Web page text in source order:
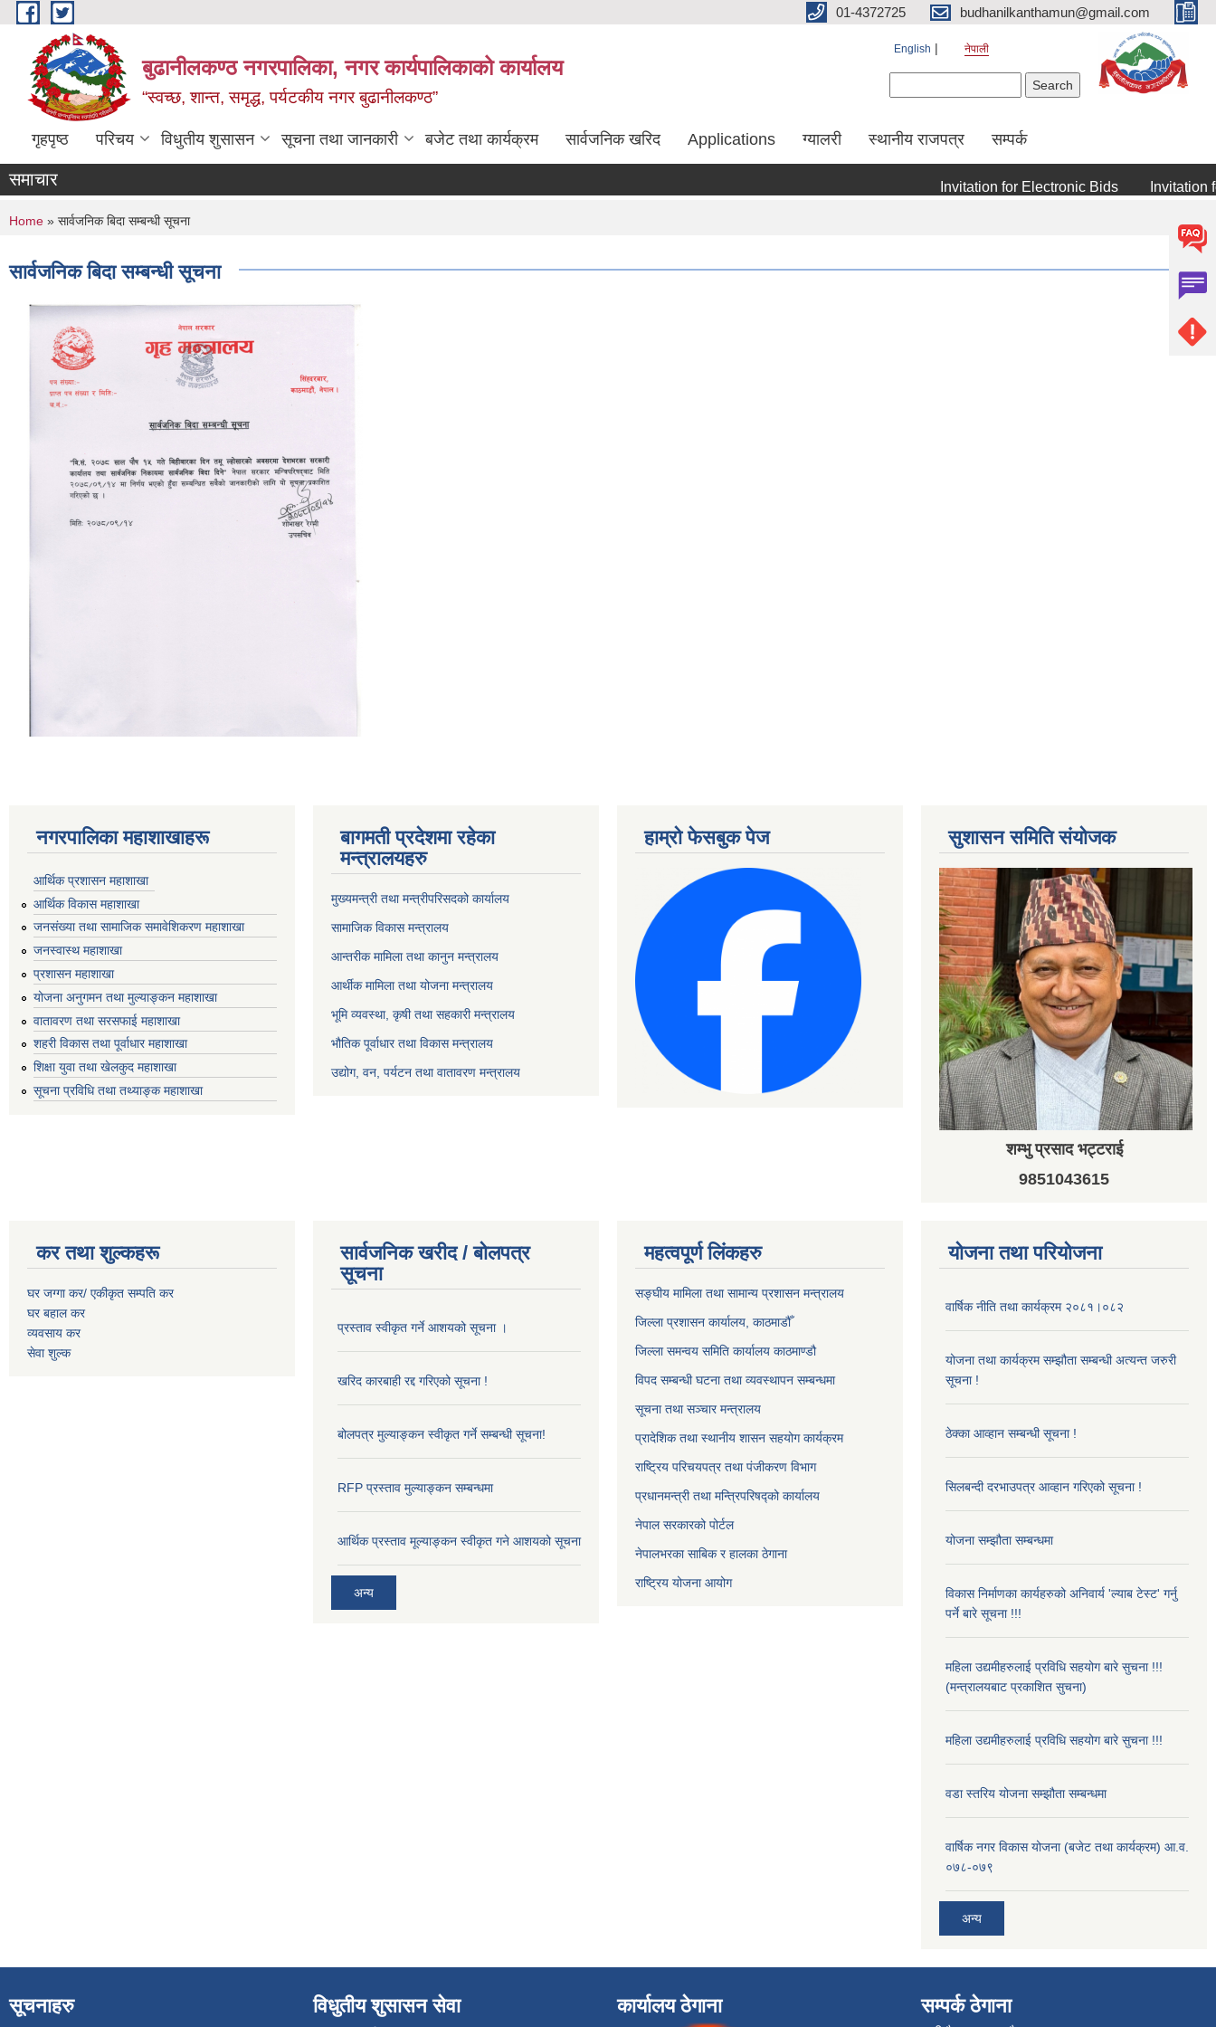
Skip to main content 01-4372725 budhanilkanthamun@gmail.com
बुढानीलकण्ठ नगरपालिका, नगर कार्यपालिकाको कार्यालय
“स्वच्छ, शान्त, समृद्ध, पर्यटकीय नगर बुढानीलकण्ठ”
English नेपाली
गृहपृष्ठ परिचय विधुतीय शुसासन सूचना तथा जानकारी बजेट तथा कार्यक्रम सार्वजनिक खरिद Applications ग्यालरी स्थानीय राजपत्र सम्पर्क
समाचार Invitation for Electronic Bids Invitation for
You are here
Home » सार्वजनिक बिदा सम्बन्धी सूचना
सार्वजनिक बिदा सम्बन्धी सूचना
नगरपालिका महाशाखाहरू
आर्थिक प्रशासन महाशाखा
आर्थिक विकास महाशाखा
जनसंख्या तथा सामाजिक समावेशिकरण महाशाखा
जनस्वास्थ महाशाखा
प्रशासन महाशाखा
योजना अनुगमन तथा मुल्याङ्कन महाशाखा
वातावरण तथा सरसफाई महाशाखा
शहरी विकास तथा पूर्वाधार महाशाखा
शिक्षा युवा तथा खेलकुद महाशाखा
सूचना प्रविधि तथा तथ्याङ्क महाशाखा
बागमती प्रदेशमा रहेका
मन्त्रालयहरु
मुख्यमन्त्री तथा मन्त्रीपरिसदको कार्यालय
सामाजिक विकास मन्त्रालय
आन्तरीक मामिला तथा कानुन मन्त्रालय
आर्थीक मामिला तथा योजना मन्त्रालय
भूमि व्यवस्था, कृषी तथा सहकारी मन्त्रालय
भौतिक पूर्वाधार तथा विकास मन्त्रालय
उद्योग, वन, पर्यटन तथा वातावरण मन्त्रालय
हाम्रो फेसबुक पेज सुशासन समिति संयोजक
शम्भु प्रसाद भट्टराई
9851043615
कर तथा शुल्कहरू
घर जग्गा कर/ एकीकृत सम्पति कर
घर बहाल कर
व्यवसाय कर
सेवा शुल्क
सार्वजनिक खरीद / बोलपत्र
सूचना
प्रस्ताव स्वीकृत गर्ने आशयको सूचना ।
खरिद कारबाही रद्द गरिएको सूचना !
बोलपत्र मुल्याङ्कन स्वीकृत गर्ने सम्बन्धी सूचना!
RFP प्रस्ताव मुल्याङ्कन सम्बन्धमा
आर्थिक प्रस्ताव मूल्याङ्कन स्वीकृत गने आशयको सूचना
अन्य
महत्वपूर्ण लिंकहरु
सङ्‍घीय मामिला तथा सामान्य प्रशासन मन्त्रालय
जिल्ला प्रशासन कार्यालय, काठमाडौँ
जिल्ला समन्वय समिति कार्यालय काठमाण्ड‌ौ
विपद सम्बन्धी घटना तथा व्यवस्थापन सम्बन्धमा
सूचना तथा सञ्चार मन्त्रालय
प्रादेशिक तथा स्थानीय शासन सहयोग कार्यक्रम
राष्ट्रिय परिचयपत्र तथा पंजीकरण विभाग
प्रधानमन्त्री तथा मन्त्रिपरिषद्को कार्यालय
नेपाल सरकारको पोर्टल
नेपालभरका साबिक र हालका ठेगाना
राष्ट्रिय योजना आयोग
योजना तथा परियोजना
वार्षिक नीति तथा कार्यक्रम २०८१।०८२
योजना तथा कार्यक्रम सम्झौता सम्बन्धी अत्यन्त जरुरी
सूचना !
ठेक्का आव्हान सम्बन्धी सूचना !
सिलबन्दी दरभाउपत्र आव्हान गरिएको सूचना !
योजना सम्झौता सम्बन्धमा
विकास निर्माणका कार्यहरुको अनिवार्य 'ल्याब टेस्ट' गर्नु
पर्ने बारे सूचना !!!
महिला उद्यमीहरुलाई प्रविधि सहयोग बारे सुचना !!!
(मन्त्रालयबाट प्रकाशित सुचना)
महिला उद्यमीहरुलाई प्रविधि सहयोग बारे सुचना !!!
वडा स्तरिय योजना सम्झौता सम्बन्धमा
वार्षिक नगर विकास योजना (बजेट तथा कार्यक्रम) आ.व.
०७८-०७९
अन्य
सूचनाहरु विधुतीय शुसासन सेवा कार्यालय ठेगाना सम्पर्क ठेगाना